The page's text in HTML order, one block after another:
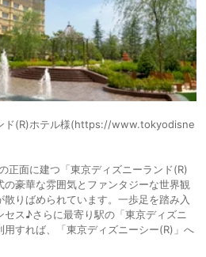
ド(R)ホテル様(https://www.tokyodisne
正面に建つ「東京ディズニーランド(R)
豪華な雰囲気とファンタジーな世界観
りばめられています。一歩足を踏み入
ス♪さらに最寄り駅の「東京ディズニ
すれば、「東京ディズニーシー(R)」へ